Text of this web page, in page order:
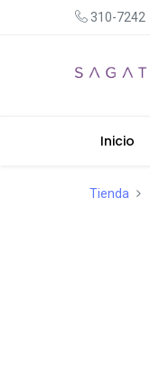
310-7242
Inicio
Tienda